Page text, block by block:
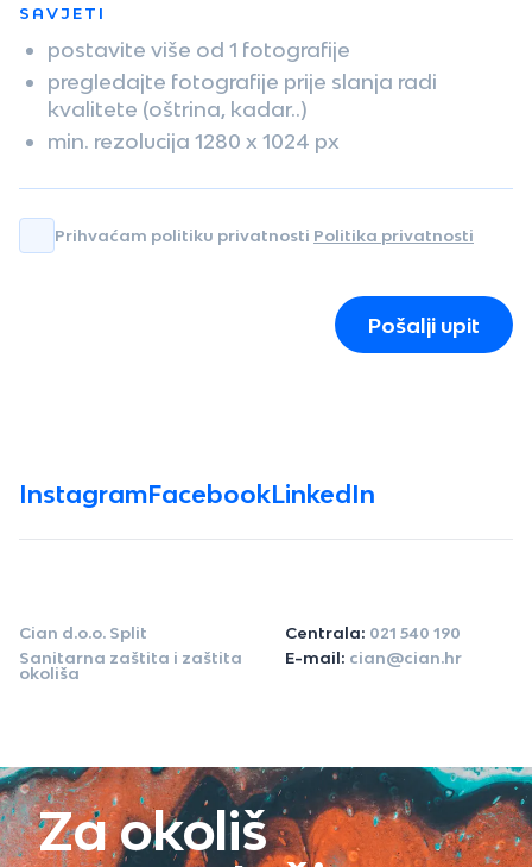
Prihvaćam politiku privatnosti Politika privatnosti
Pošalji upit
SAVJETI
postavite više od 1 fotografije
pregledajte fotografije prije slanja radi
kvalitete (oštrina, kadar..)
min. rezolucija 1280 x 1024 px
InstagramFacebookLinkedIn
Cian d.o.o. Split
Sanitarna zaštita i zaštita
okoliša
Centrala: 021 540 190
E-mail: cian@cian.hr
Za okoliš